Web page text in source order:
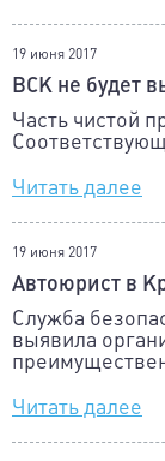
19 июня 2017
ВСК не будет
Часть чистой
Читать далее
19 июня 2017
Автоюрист в
Служба
выявила
Читать далее